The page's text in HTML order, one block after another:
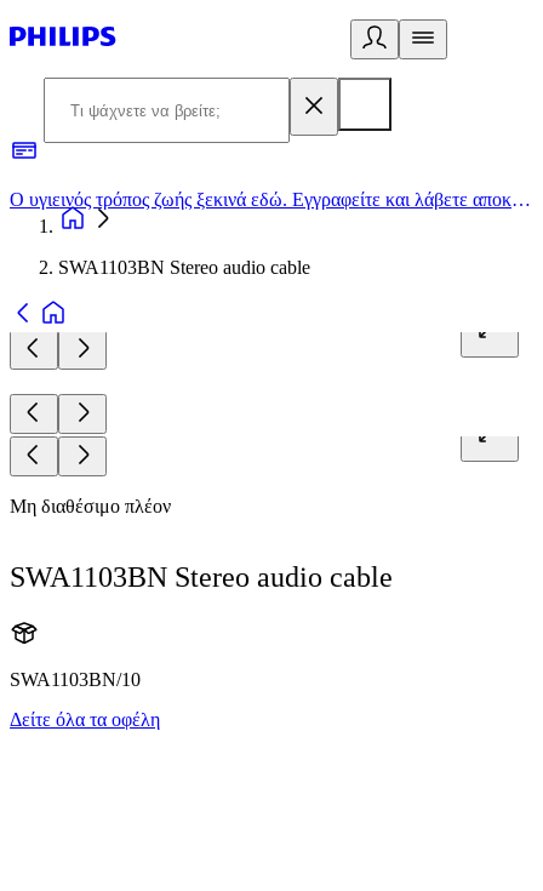
Ο υγιεινός τρόπος ζωής ξεκινά εδώ. Εγγραφείτε και λάβετε αποκλειστικές προσφορές
SWA1103BN Stereo audio cable
Μη διαθέσιμο πλέον
SWA1103BN Stereo audio cable
SWA1103BN/10
Δείτε όλα τα οφέλη